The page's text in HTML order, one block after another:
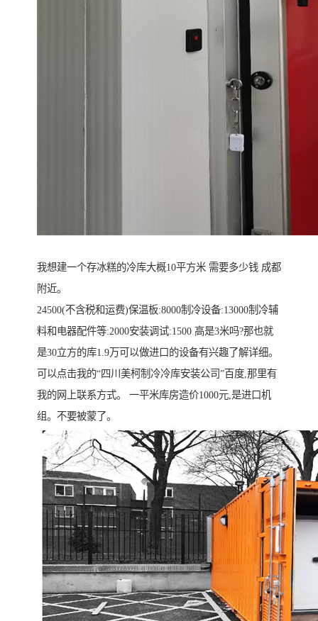
我想建一个存冰糕的冷库大概10平方米 需要多少钱 成都
附近。
24500(不含税和运费)保温板:8000制冷设备:13000制冷辅
料和电器配件等:2000安装调试:1500 高是3米吗?那也就
是30立方的库1.9万可以做进口的设备有兴趣了解详细。
可以点击我的“四川美柯制冷冷库安装公司”百度,那里有
我的网上联系方式。 一平米库房造价1000元,是进口机
组。不要被蒙了。